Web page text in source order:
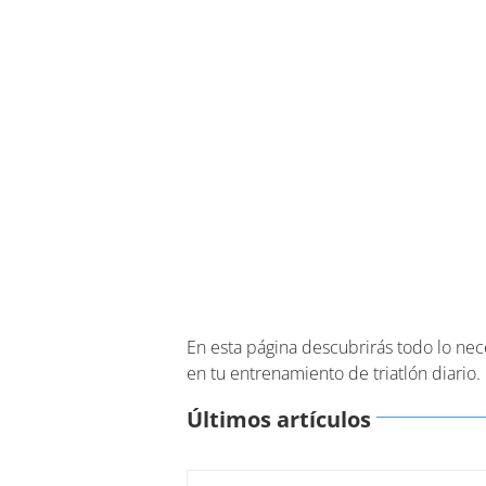
En esta página descubrirás todo lo
en tu entrenamiento de triatlón diario.
Últimos artículos